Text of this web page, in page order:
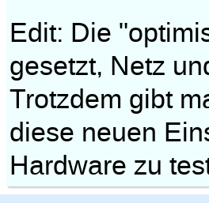
Edit: Die
gesetzt, Netz
Trotzdem gibt
diese neuen
Hardware zu